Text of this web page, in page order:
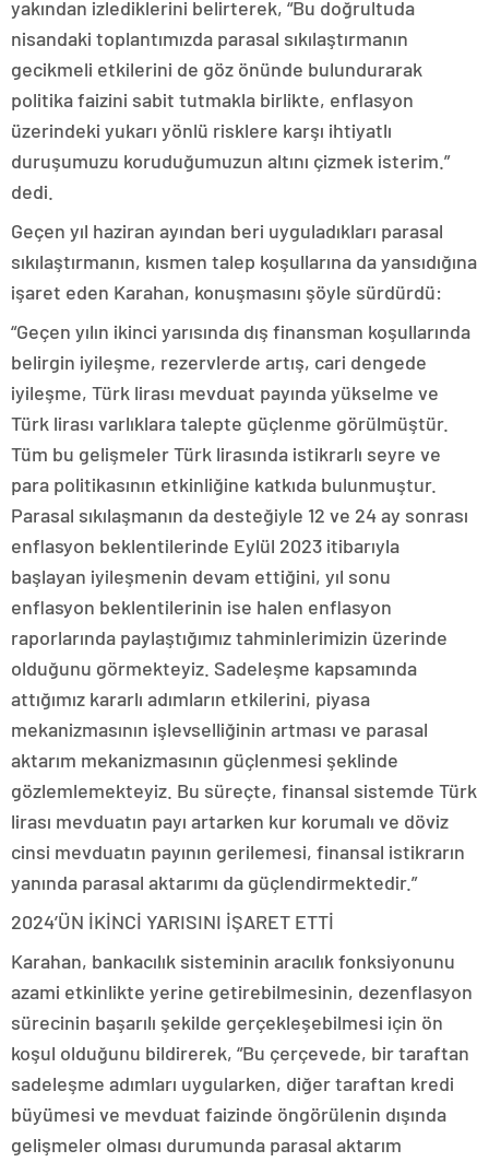
yakından izlediklerini belirterek, “Bu doğrultuda
nisandaki toplantımızda parasal sıkılaştırmanın
gecikmeli etkilerini de göz önünde bulundurarak
politika faizini sabit tutmakla birlikte, enflasyon
üzerindeki yukarı yönlü risklere karşı ihtiyatlı
duruşumuzu koruduğumuzun altını çizmek isterim.”
dedi.
Geçen yıl haziran ayından beri uyguladıkları parasal
sıkılaştırmanın, kısmen talep koşullarına da yansıdığına
işaret eden Karahan, konuşmasını şöyle sürdürdü:
“Geçen yılın ikinci yarısında dış finansman koşullarında
belirgin iyileşme, rezervlerde artış, cari dengede
iyileşme, Türk lirası mevduat payında yükselme ve
Türk lirası varlıklara talepte güçlenme görülmüştür.
Tüm bu gelişmeler Türk lirasında istikrarlı seyre ve
para politikasının etkinliğine katkıda bulunmuştur.
Parasal sıkılaşmanın da desteğiyle 12 ve 24 ay sonrası
enflasyon beklentilerinde Eylül 2023 itibarıyla
başlayan iyileşmenin devam ettiğini, yıl sonu
enflasyon beklentilerinin ise halen enflasyon
raporlarında paylaştığımız tahminlerimizin üzerinde
olduğunu görmekteyiz. Sadeleşme kapsamında
attığımız kararlı adımların etkilerini, piyasa
mekanizmasının işlevselliğinin artması ve parasal
aktarım mekanizmasının güçlenmesi şeklinde
gözlemlemekteyiz. Bu süreçte, finansal sistemde Türk
lirası mevduatın payı artarken kur korumalı ve döviz
cinsi mevduatın payının gerilemesi, finansal istikrarın
yanında parasal aktarımı da güçlendirmektedir.”
2024’ÜN İKİNCİ YARISINI İŞARET ETTİ
Karahan, bankacılık sisteminin aracılık fonksiyonunu
azami etkinlikte yerine getirebilmesinin, dezenflasyon
sürecinin başarılı şekilde gerçekleşebilmesi için ön
koşul olduğunu bildirerek, “Bu çerçevede, bir taraftan
sadeleşme adımları uygularken, diğer taraftan kredi
büyümesi ve mevduat faizinde öngörülenin dışında
gelişmeler olması durumunda parasal aktarım